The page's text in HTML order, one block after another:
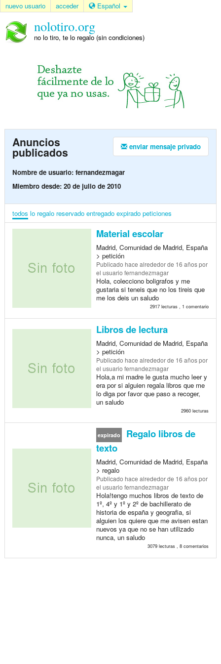
nuevo usuario acceder Español
nolotiro.org
no lo tiro, te lo regalo (sin condiciones)
enviar mensaje privado
Anuncios
publicados
Nombre de usuario: fernandezmagar
Miembro desde: 20 de julio de 2010
todos lo regalo reservado entregado expirado peticiones
Material escolar
Madrid, Comunidad de Madrid, España
> petición
Publicado hace alrededor de 16 añospor
el usuario fernandezmagar
Hola, colecciono boligrafos y me
gustaria si teneis que no los tireis que
me los deis un saludo
2917 lecturas , 1 comentario
Libros de lectura
Madrid, Comunidad de Madrid, España
> petición
Publicado hace alrededor de 16 añospor
el usuario fernandezmagar
Hola,a mi madre le gusta mucho leer y
era por si alguien regala libros que me
lo diga por favor que paso a recoger,
un saludo
2960 lecturas
expirado
Regalo libros de
texto
Madrid, Comunidad de Madrid, España
> regalo
Publicado hace alrededor de 16 añospor
el usuario fernandezmagar
Hola!tengo muchos libros de texto de
1º, 4º y 1º y 2º de bachillerato de
historia de españa y geografia, si
alguien los quiere que me avisen estan
nuevos ya que no se han utilizado
nunca, un saludo
3079 lecturas , 8 comentarios